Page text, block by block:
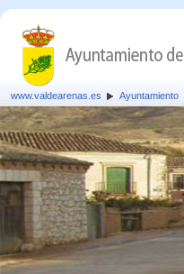
www.valdearenas.es Ayuntamiento